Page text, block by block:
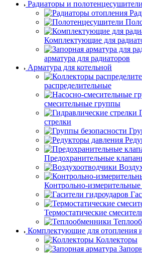
Радиаторы и полотенцесушители
Комплектующие для
арматура для радиаторов
Арматура для котельной
распределительные
смесительные группы
стрелки
Предохранительные
Контрольно-
Термостатические
Комплектующие для отопления
Коллекторы